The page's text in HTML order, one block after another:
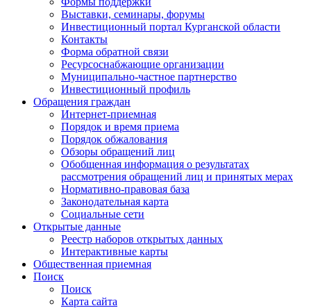
Выставки, семинары, форумы
Инвестиционный портал Курганской области
Контакты
Форма обратной связи
Ресурсоснабжающие организации
Муниципально-частное партнерство
Инвестиционный профиль
Обращения граждан
Интернет-приемная
Порядок и время приема
Порядок обжалования
Обзоры обращений лиц
Обобщенная информация о результатах
рассмотрения обращений лиц и принятых мерах
Нормативно-правовая база
Законодательная карта
Социальные сети
Открытые данные
Реестр наборов открытых данных
Интерактивные карты
Общественная приемная
Поиск
Поиск
Карта сайта